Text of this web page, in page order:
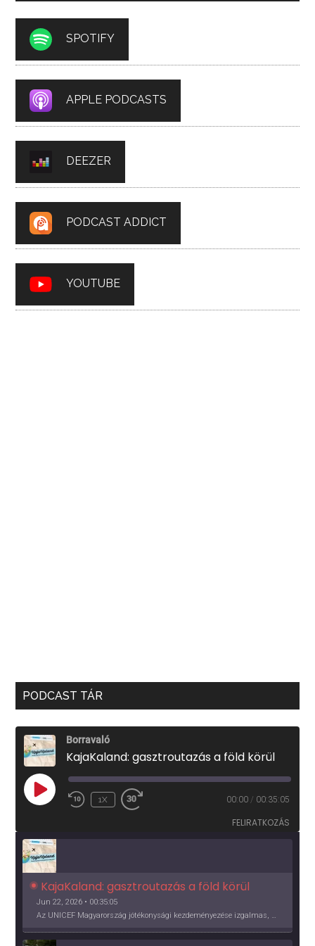
SPOTIFY
APPLE PODCASTS
DEEZER
PODCAST ADDICT
YOUTUBE
PODCAST TÁR
Borravaló
KajaKaland: gasztroutazás a föld körül
PLAY
EPISODE
1X 00:00 / 00:35:05
FELIRATKOZÁS
KajaKaland: gasztroutazás a föld körül
Jun 22, 2026 • 00:35:05
Az UNICEF Magyarország jótékonysági kezdeményezése izgalmas, egész éves világkörüli ízutazásra hív, igazi családi program és gasztroedukáció, illetve segítség a rászorulóknak is egyben.